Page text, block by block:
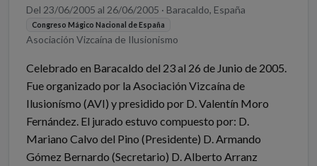
Del 23/06/2005 al 26/06/2005 · Baracaldo, España
Congreso Mágico Nacional de España
Asociación Vizcaína de Ilusionismo
Celebrado en Baracaldo del 23 al 26 de Junio de 2005.
Fue organizado por la Asociación Vizcaína de
Ilusionísmo (AVI) y presidido por D. Valentín Moro
Fernández. El jurado estuvo compuesto por: D.
Mariano Calvo del Pino (Presidente) D. Armando
Gómez Bernardo (Secretario) D. Alberto Arranz